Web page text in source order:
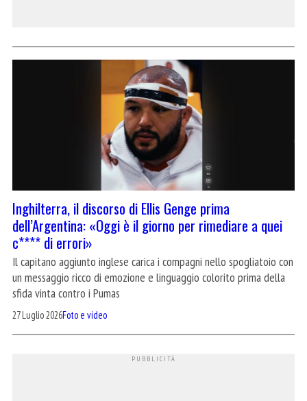
Inghilterra, il discorso di Ellis Genge prima
dell’Argentina: «Oggi è il giorno per rimediare a quei
c**** di errori»
Il capitano aggiunto inglese carica i compagni nello spogliatoio con
un messaggio ricco di emozione e linguaggio colorito prima della
sfida vinta contro i Pumas
27 Luglio 2026Foto e video